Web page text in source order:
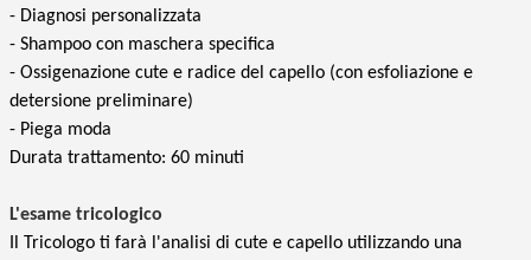
- Diagnosi personalizzata
- Shampoo con maschera specifica
- Ossigenazione cute e radice del capello (con esfoliazione e
detersione preliminare)
- Piega moda
Durata trattamento: 60 minuti
L'esame tricologico
Il Tricologo ti farà l'analisi di cute e capello utilizzando una